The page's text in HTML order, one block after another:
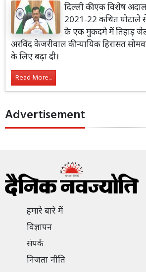
दिल्ली की एक विशेष
2021-22 कथित घोटाले
के एक मुकदमे में तिहाड़
अरविंद केजरीवाल की न्यायिक हिरासत
के लिए बढ़ा दी।
Read More...
Advertisement
हमारे बारे में
विज्ञापन
संपर्क
निजता नीति